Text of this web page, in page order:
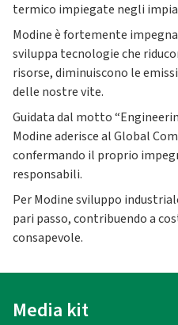
termico impiegate negli
Modine è fortemente
sviluppa tecnologie che
risorse, diminuiscono le
delle nostre vite.
Guidata dal motto
Modine aderisce al Global
confermando il proprio
responsabili.
Per Modine sviluppo
pari passo, contribuendo a
consapevole.
Media kit